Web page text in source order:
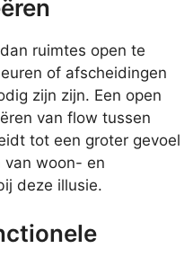
ruimtes open te
of afscheidingen
zijn zijn. Een open
van flow tussen
tot een groter gevoel
van woon- en
deze illusie.